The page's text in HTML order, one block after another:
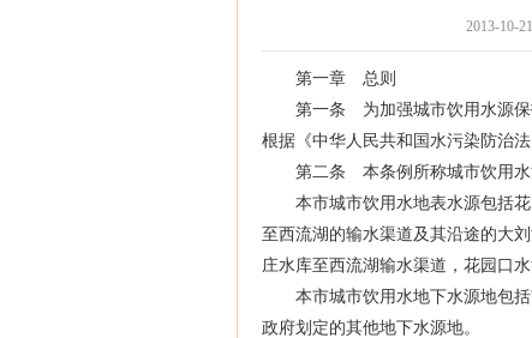
2013-10-
第一章 总则
第一条 为加强城市饮用水源保护
根据《中华人民共和国水污染防治
第二条 本条例所称城市饮用水源
本市城市饮用水地表水源包括花
至西流湖的输水渠道及其沿途的大
庄水库至西流湖输水渠道，花园口
本市城市饮用水地下水源地包括
政府划定的其他地下水源地。